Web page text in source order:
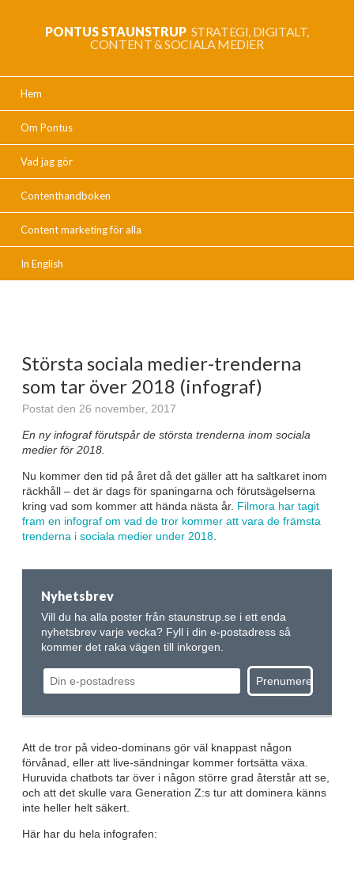
PONTUS STAUNSTRUP STRATEGI, DIGITALT,
CONTENT & SOCIALA MEDIER
Hem
Om Pontus
Vad jag gör
Contenthandboken
Content marketing för alla
In English
Största sociala medier-trenderna
som tar över 2018 (infograf)
Postat den 26 november, 2017
En ny infograf förutspår de största trenderna inom sociala
medier för 2018.
Nu kommer den tid på året då det gäller att ha saltkaret inom
räckhåll – det är dags för spaningarna och förutsägelserna
kring vad som kommer att hända nästa år. Filmora har tagit
fram en infograf om vad de tror kommer att vara de främsta
trenderna i sociala medier under 2018
Nyhetsbrev
Vill du ha alla poster från staunstrup.se i ett enda
nyhetsbrev varje vecka? Fyll i din e-postadress så
kommer det raka vägen till inkorgen.
Att de tror på video-dominans gör väl knappast någon
förvånad, eller att live-sändningar kommer fortsätta växa.
Huruvida chatbots tar över i någon större grad återstår att se,
och att det skulle vara Generation Z:s tur att dominera känns
inte heller helt säkert.
Här har du hela infografen: